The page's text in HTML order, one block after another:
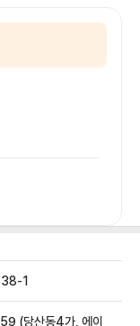
38-1
(당산동4가, 에이